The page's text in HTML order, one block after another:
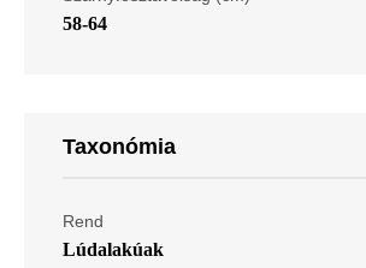
58-64
Taxonómia
Rend
Lúdalakúak